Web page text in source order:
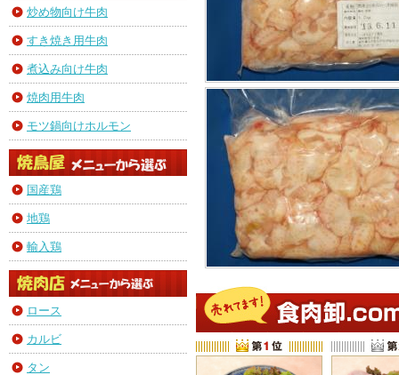
炒め物向け牛肉
すき焼き用牛肉
煮込み向け牛肉
焼肉用牛肉
モツ鍋向けホルモン
国産鶏
地鶏
輸入鶏
ロース
カルビ
タン